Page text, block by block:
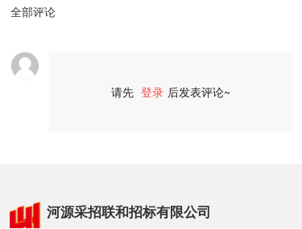
全部评论
请先 登录 后发表评论~
河源采招联和招标有限公司